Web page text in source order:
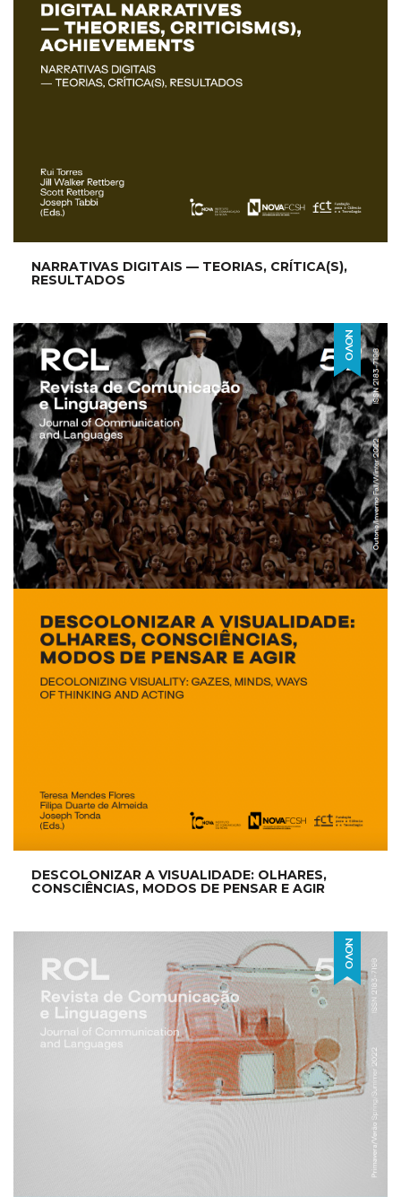
NARRATIVAS DIGITAIS — TEORIAS, CRÍTICA(S),
RESULTADOS
NOVO
DESCOLONIZAR A VISUALIDADE: OLHARES,
CONSCIÊNCIAS, MODOS DE PENSAR E AGIR
NOVO